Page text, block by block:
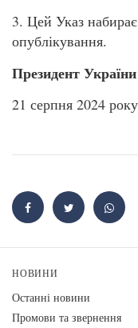
3. Цей Указ
опублікування.
Президент
21 серпня 2024 року
НОВИНИ
Останні новини
Промови та звернення